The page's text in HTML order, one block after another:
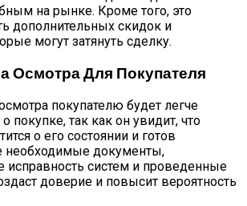
на рынке. Кроме того, это
дополнительных скидок и
могут затянуть сделку.
Осмотра Для Покупателя
покупателю будет легче
покупке, так как он увидит, что
о его состоянии и готов
необходимые документы,
систем и проведенные
доверие и повысит вероятность